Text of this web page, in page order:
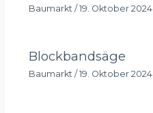
Baumarkt / 19. Oktober 2024
Blockbandsäge
Baumarkt / 19. Oktober 2024